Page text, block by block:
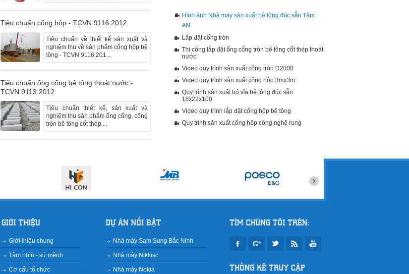
Tiêu chuẩn cống hộp - TCVN 9116:2012
Tiêu chuẩn về thiết kế sản xuất và
nghiệm thu về sản phẩm cống hộp bê
tông - TCVN 9116:201...
Tiêu chuẩn ống cống bê tông thoát nước -
TCVN 9113:2012
Tiêu chuẩn thiết kế, sản xuất và
nghiệm thu sản phẩm ống cống, cống
tròn bê tông cốt thép ...
Hình ảnh Nhà máy sản xuất bê tông đúc sẵn Tâm
AN
Lắp đặt cống tròn
Thi công lắp đặt ống cống tròn bê tông cốt thép thoát
nước
Video quy trình sản xuất cống tròn D2000
Video quy trình sản xuất cống hộp 3mx3m
Quy trình sản xuất bó vỉa bê tông đúc sẵn
18x22x100
Video quy trình lắp đặt cống hộp bê tông
Quy trình sản xuất cống hộp công nghệ rung
GIỚI THIỆU
Giới thiệu chung
Tầm nhìn - sứ mệnh
Cơ cấu tổ chức
DỰ ÁN NỔI BẬT
Nhà máy Sam Sung Bắc Ninh
Nhà máy Nikkiso
Nhà máy Nokia
TÌM CHÚNG TÔI TRÊN:
THỐNG KÊ TRUY CẬP